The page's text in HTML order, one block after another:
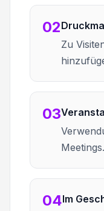
02
Zu
03
Meetings.
04Im